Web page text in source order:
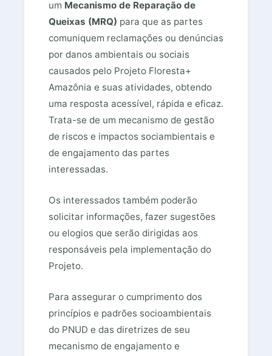
um Mecanismo de Reparação de
Queixas (MRQ) para que as partes
comuniquem reclamações ou denúncias
por danos ambientais ou sociais
causados pelo Projeto Floresta+
Amazônia e suas atividades, obtendo
uma resposta acessível, rápida e eficaz.
Trata-se de um mecanismo de gestão
de riscos e impactos sociambientais e
de engajamento das partes
interessadas.
Os interessados também poderão
solicitar informações, fazer sugestões
ou elogios que serão dirigidas aos
responsáveis pela implementação do
Projeto.
Para assegurar o cumprimento dos
princípios e padrões socioambientais
do PNUD e das diretrizes de seu
mecanismo de engajamento e